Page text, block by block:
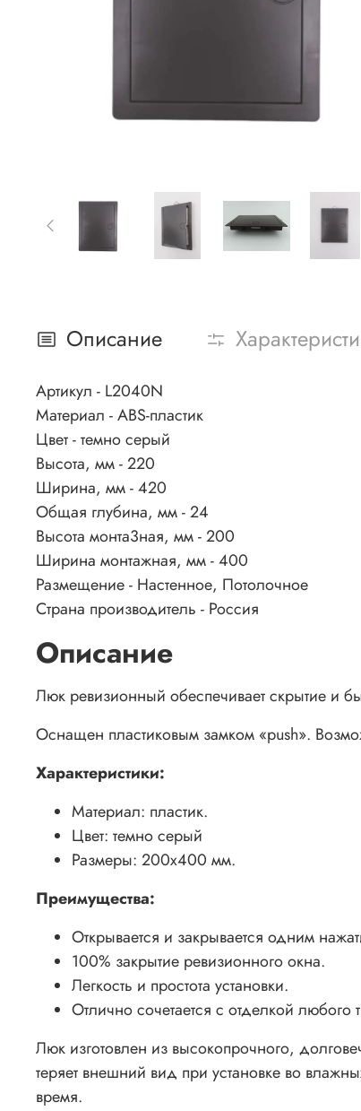
Описание
Артикул - L2040N
Материал - ABS-пластик
Цвет - темно серый
Высота, мм - 220
Ширина, мм - 420
Общая глубина, мм - 24
Высота монта3ная, мм - 200
Ширина монтажная, мм - 400
Размещение - Настенное, Потолочное
Страна производитель - Россия
Описание
Люк ревизионный обеспечивает скрытие и
Оснащен пластиковым замком «push».
Характеристики:
Материал: пластик.
Цвет: темно серый
Размеры: 200х400 мм.
Преимущества:
Открывается и закрывается одним
100% закрытие ревизионного окна.
Легкость и простота установки.
Отлично сочетается с отделкой любого
Люк изготовлен из высокопрочного,
теряет внешний вид при установке во
время.